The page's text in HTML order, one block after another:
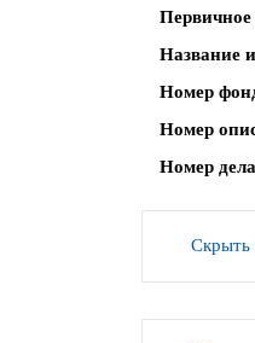
Первичное
Название
Номер
Номер
Номер
Скрыть